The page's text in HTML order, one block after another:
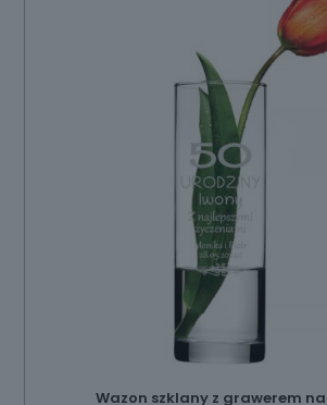
Wazon szklany z grawerem na